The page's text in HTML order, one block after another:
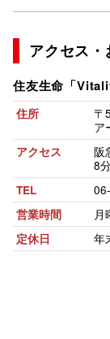
アクセス
住友生命「
住所 〒
ア
アクセス
阪
8
TEL
営業時間 月
定休日 年